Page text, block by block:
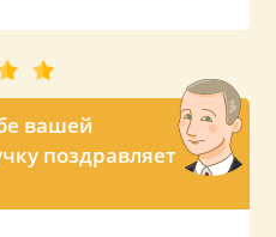
вашей
поздравляет